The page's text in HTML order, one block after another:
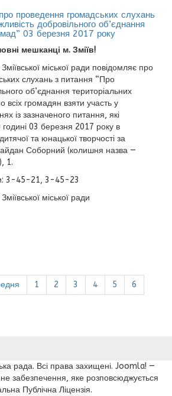
проведення громадських слухань
добровільного об’єднання
03 березня 2017 року
мешканці м. Зміїв!
Зміївської міської ради повідомляє про
слухань з питання “Про
об’єднання територіальних
всіх громадян взяти участь у
із зазначеного питання, які
03 березня 2017 року в
та юнацької творчості за
Соборний (колишня назва —
1.
3-45-21, 3-45-23
міської ради
1 2 3 4 5
6
рада. Всі права захищені. Joomla! —
забезпечення, яке розповсюджується
Публічна Ліцензія.